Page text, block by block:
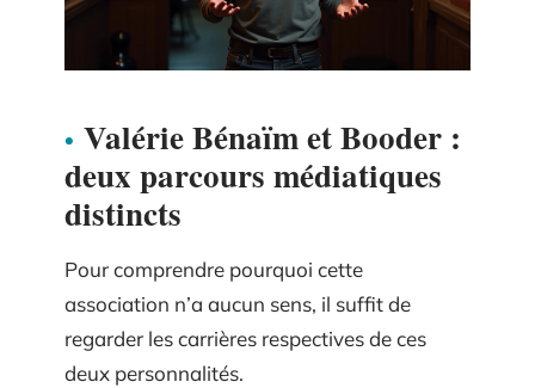
Valérie Bénaïm et Booder :
deux parcours médiatiques
distincts
Pour comprendre pourquoi cette
association n’a aucun sens, il suffit de
regarder les carrières respectives de ces
deux personnalités.